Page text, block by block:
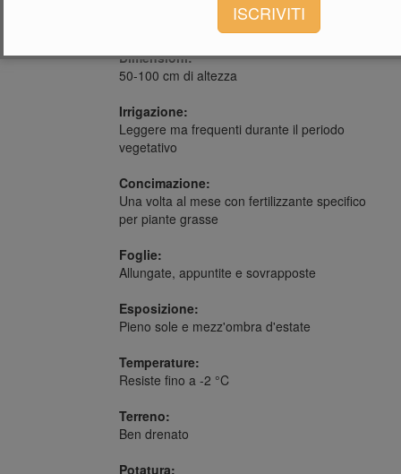
Dimensioni:
50-100 cm di altezza
Irrigazione:
Leggere ma frequenti durante il periodo
vegetativo
Concimazione:
Una volta al mese con fertilizzante specifico
per piante grasse
Foglie:
Allungate, appuntite e sovrapposte
Esposizione:
Pieno sole e mezz'ombra d'estate
Temperature:
Resiste fino a -2 °C
Terreno:
Ben drenato
Potatura:
ISCRIVITI